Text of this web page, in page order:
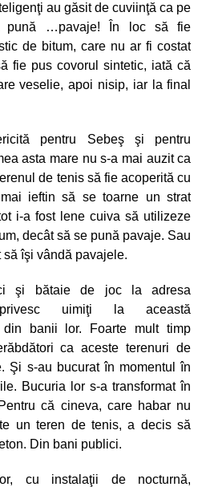
au găsit de cuviinţă ca pe
pună …pavaje! În loc să fie
de bitum, care nu ar fi costat
fie pus covorul sintetic, iată că
veselie, apoi nisip, iar la final
pentru Sebeş şi pentru
asta mare nu s-a mai auzit ca
de tenis să fie acoperită cu
ieftin să se toarne un strat
i-a fost lene cuiva să utilizeze
decât să se pună pavaje. Sau
să îşi vândă pavajele.
şi bătaie de joc la adresa
uimiţi la această
din banii lor. Foarte mult timp
ca aceste terenuri de
Şi s-au bucurat în momentul în
Bucuria lor s-a transformat în
că cineva, care habar nu
un teren de tenis, a decis să
Din bani publici.
cu instalaţii de nocturnă,